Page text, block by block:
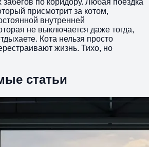
присмотрит за котом,
внутренней
не выключается даже тогда,
Кота нельзя просто
жизнь. Тихо, но
статьи